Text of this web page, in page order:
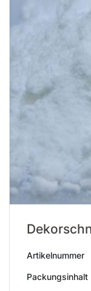
Artikelnummer
Packungsinhalt